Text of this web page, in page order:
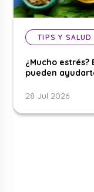
TIPS Y SALUD
¿Mucho estrés?
pueden
28 Jul 2026